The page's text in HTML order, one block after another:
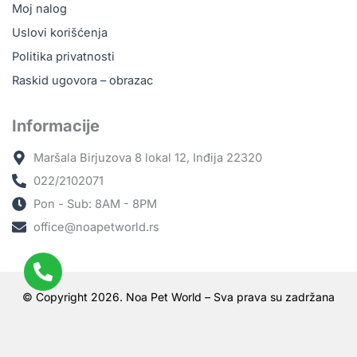
Moj nalog
Uslovi korišćenja
Politika privatnosti
Raskid ugovora – obrazac
Informacije
Maršala Birjuzova 8 lokal 12, Inđija 22320
022/2102071
Pon - Sub: 8AM - 8PM
office@noapetworld.rs
© Copyright 2026. Noa Pet World – Sva prava su zadržana